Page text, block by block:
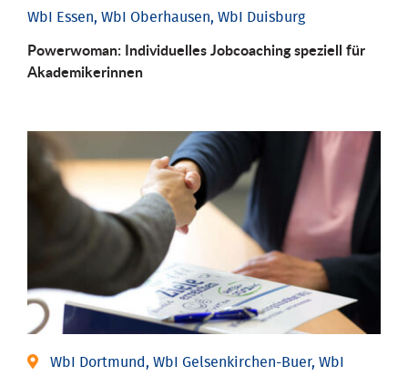
WbI Essen, WbI Oberhausen, WbI Duisburg
Powerwoman: Individu­elles Job­coaching speziell für
Aka­demiker­innen
WbI Dortmund, WbI Gelsenkirchen-Buer, WbI